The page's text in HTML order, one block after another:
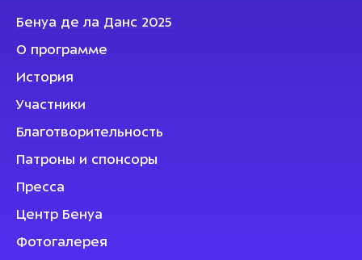
Бенуа де ла Данс 2025
О программе
История
Участники
Благотворительность
Патроны и спонсоры
Пресса
Центр Бенуа
Фотогалерея